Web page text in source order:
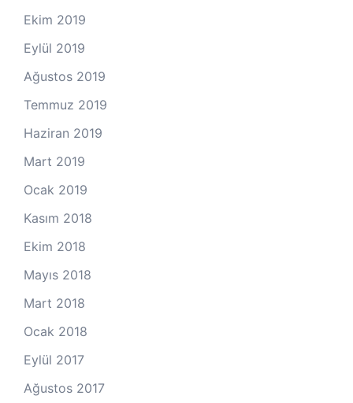
Ekim 2019
Eylül 2019
Ağustos 2019
Temmuz 2019
Haziran 2019
Mart 2019
Ocak 2019
Kasım 2018
Ekim 2018
Mayıs 2018
Mart 2018
Ocak 2018
Eylül 2017
Ağustos 2017